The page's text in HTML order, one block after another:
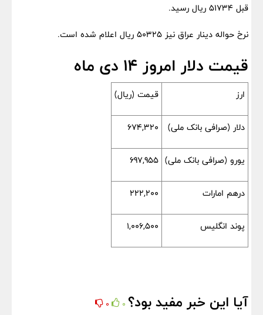
قبل ۵۱۷۳۴ ریال رسید.
نرخ حواله دینار عراق نیز ۵۰۳۲۵ ریال اعلام شده است.
قیمت دلار امروز 14 دی ماه
ارز قیمت (ریال)
دلار (صرافی بانک ملی) 674,320
یورو (صرافی بانک ملی) 697,955
درهم امارات 222,200
پوند انگلیس 1,006,500
آیا این خبر مفید بود؟ 0
0